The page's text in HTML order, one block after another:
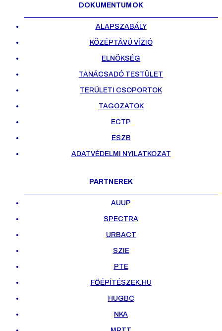
DOKUMENTUMOK
ALAPSZABÁLY
KÖZÉPTÁVÚ VÍZIÓ
ELNÖKSÉG
TANÁCSADÓ TESTÜLET
TERÜLETI CSOPORTOK
TAGOZATOK
ECTP
ESZB
ADATVÉDELMI NYILATKOZAT
PARTNEREK
AUUP
SPECTRA
URBACT
SZIE
PTE
FŐÉPÍTÉSZEK.HU
HUGBC
NKA